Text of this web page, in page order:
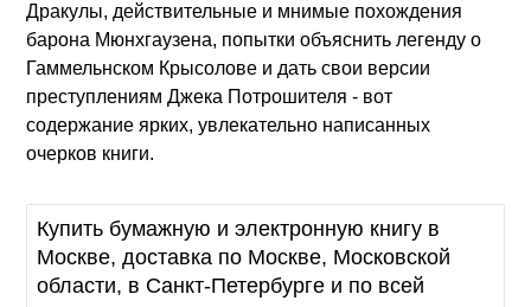
Дракулы, действительные и мнимые похождения
барона Мюнхгаузена, попытки объяснить легенду о
Гаммельнском Крысолове и дать свои версии
преступлениям Джека Потрошителя - вот
содержание ярких, увлекательно написанных
очерков книги.
Купить бумажную и электронную книгу в
Москве, доставка по Москве, Московской
области, в Санкт-Петербурге и по всей